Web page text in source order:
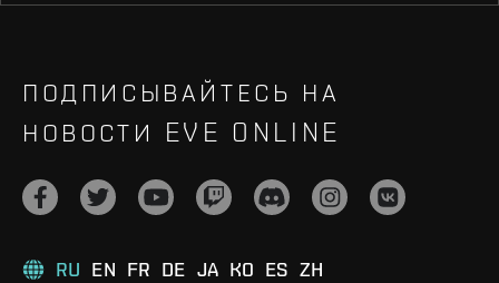
ПОДПИСЫВАЙТЕСЬ НА
НОВОСТИ EVE ONLINE
RU EN FR DE JA KO ES ZH